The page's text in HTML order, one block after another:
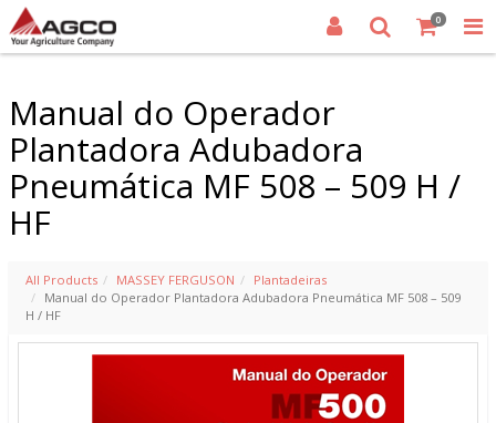
0
Manual do Operador
Plantadora Adubadora
Pneumática MF 508 – 509 H /
HF
All Products MASSEY FERGUSON
Plantadeiras
Manual do Operador Plantadora Adubadora Pneumática MF 508 – 509
H / HF